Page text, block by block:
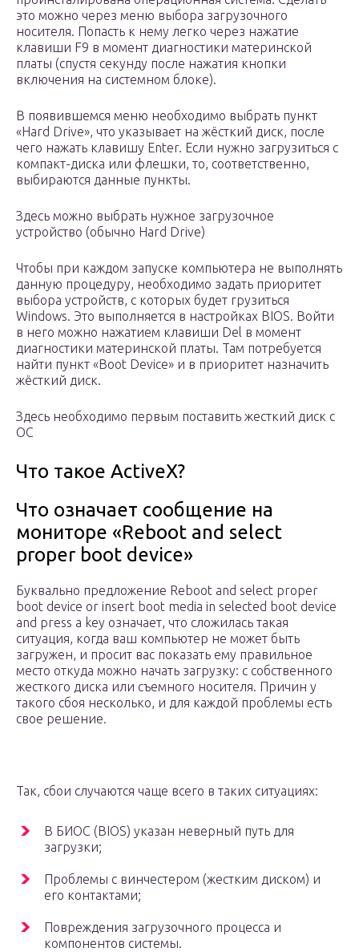
это можно через меню выбора загрузочного
носителя. Попасть к нему легко через нажатие
клавиши F9 в момент диагностики материнской
платы (спустя секунду после нажатия кнопки
включения на системном блоке).
В появившемся меню необходимо выбрать пункт
«Hard Drive», что указывает на жёсткий диск, после
чего нажать клавишу Enter. Если нужно загрузиться с
компакт-диска или флешки, то, соответственно,
выбираются данные пункты.
Здесь можно выбрать нужное загрузочное
устройство (обычно Hard Drive)
Чтобы при каждом запуске компьютера не выполнять
данную процедуру, необходимо задать приоритет
выбора устройств, с которых будет грузиться
Windows. Это выполняется в настройках BIOS. Войти
в него можно нажатием клавиши Del в момент
диагностики материнской платы. Там потребуется
найти пункт «Boot Device» и в приоритет назначить
жёсткий диск.
Здесь необходимо первым поставить жесткий диск с
ОС
Что такое ActiveX?
Что означает сообщение на
мониторе «Reboot and select
proper boot device»
Буквально предложение Reboot and select proper
boot device or insert boot media in selected boot device
and press a key означает, что сложилась такая
ситуация, когда ваш компьютер не может быть
загружен, и просит вас показать ему правильное
место откуда можно начать загрузку: с собственного
жесткого диска или съемного носителя. Причин у
такого сбоя несколько, и для каждой проблемы есть
свое решение.
Так, сбои случаются чаще всего в таких ситуациях:
В БИОС (BIOS) указан неверный путь для
загрузки;
Проблемы с винчестером (жестким диском) и
его контактами;
Повреждения загрузочного процесса и
компонентов системы.